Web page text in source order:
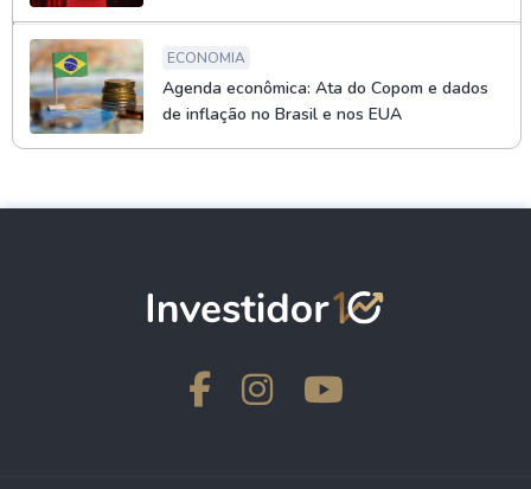
ECONOMIA
Agenda econômica: Ata do Copom e dados
de inflação no Brasil e nos EUA